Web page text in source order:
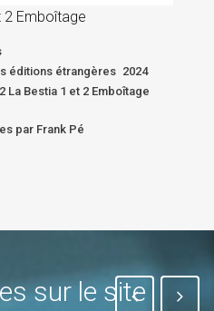
2 Emboîtage
éditions étrangères 2024
La Bestia 1 et 2 Emboîtage
par Frank Pé
sur le site